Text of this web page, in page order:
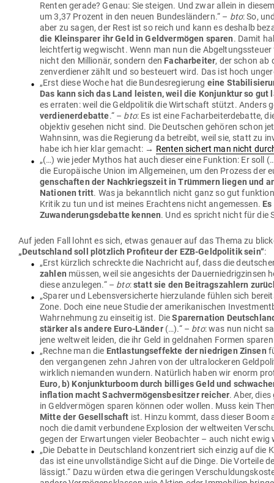
Renten gerade? Genau: Sie steigen. Und zwar allein in
um 3,37 Prozent in den neuen Bun­des­ländern.“ – bto: So,
aber zu sagen, der Rest ist so reich und kann es deshalb
die Klein­sparer ihr Geld in Geld­ver­mögen sparen. Damit
leicht­fertig weg­wischt. Wenn man nun die
nicht den Mil­lionär, sondern den Fach­ar­beiter, der schon ab
zen­ver­diener zählt und so besteuert wird. Das ist hoch
„Erst diese Woche hat die Bun­des­re­gierung eine
Das kann sich das Land leisten, weil die Kon­junktur so gut
es erraten: weil die Geld­po­litik die Wirt­schaft stützt. Anders
ver­die­n­er­de­batte.“ – bto: Es ist eine Fach­ar­bei­ter­de­batte,
objektiv gesehen nicht sind. Die Deut­schen gehören schon
Wahnsinn, was die Regierung da betreibt, weil sie, statt zu
habe ich hier klar gemacht: → Renten sichert man nicht
„(…) wie jeder Mythos hat auch dieser eine Funktion: Er soll
die Euro­päische Union im All­ge­meinen, um den Prozess der
gen­schaften der Nach­kriegszeit in Trümmern liegen und
Nationen tritt. Was ja bekanntlich nicht ganz so gut
Kritik zu tun und ist meines Erachtens nicht ange­messen.
Zuwan­de­rungs­de­batte kennen. Und es spricht nicht für die
Auf jeden Fall lohnt es sich, etwas genauer auf das Thema zu
„Deutschland soll plötzlich Pro­fiteur der EZB-Geld­po­litik sein“:
„Erst kürzlich schreckte die Nach­richt auf, dass die
zahlen müssen, weil sie ange­sichts der Dau­er­nied­rig­zinsen
diese anzu­legen.“ – bto:statt sie den Bei­trags­zahlern
„Sparer und Lebens­ver­si­cherte hier­zu­lande fühlen sich
Zone. Doch eine neue Studie der ame­ri­ka­ni­schen
Wahr­nehmung zu ein­seitig ist. DieSpa­rer­nation
stärker als andere Euro-Länder (…).“ – bto: was nun nicht
jene weltweit leiden, die ihr Geld in geld­nahen Formen
„Rechne man die Ent­las­tungs­ef­fekte der nied­rigen Zinsen
den ver­gan­genen zehn Jahren von der ultra­lo­ckeren
wirklich nie­manden wundern. Natürlich haben wir enorm
Euro, b) Kon­junk­turboom durch bil­liges Geld und
in­flation macht Sach­ver­mö­gens­be­sitzer reicher. Aber,
in Geld­ver­mögen sparen können oder wollen. Muss kein
Mitte der Gesell­schaft ist. Hinzu kommt, dass dieser Boom
noch die damit ver­bundene Explosion der welt­weiten
gegen der Erwar­tungen vieler Beob­achter – auch nicht ewig
„Die Debatte in Deutschland kon­zen­triert sich einzig auf
das ist eine unvoll­ständige Sicht auf die Dinge. Die Vor­teile
lässigt.“ Dazu würden etwa die geringen